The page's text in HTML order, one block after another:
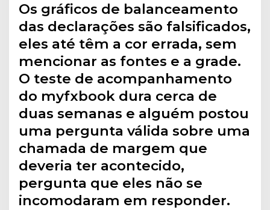
Os gráficos de balanceamento
das declarações são falsificados,
eles até têm a cor errada, sem
mencionar as fontes e a grade.
O teste de acompanhamento
do myfxbook dura cerca de
duas semanas e alguém postou
uma pergunta válida sobre uma
chamada de margem que
deveria ter acontecido,
pergunta que eles não se
incomodaram em responder.